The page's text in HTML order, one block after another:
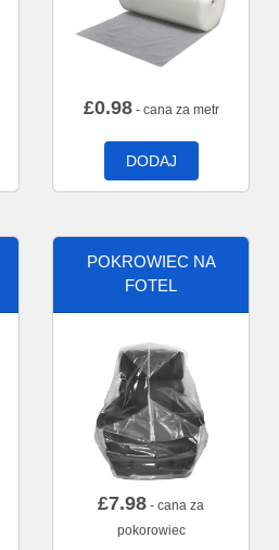
£0.98- cana za metr
DODAJ
POKROWIEC NA
FOTEL
£7.98 - cana za
pokorowiec